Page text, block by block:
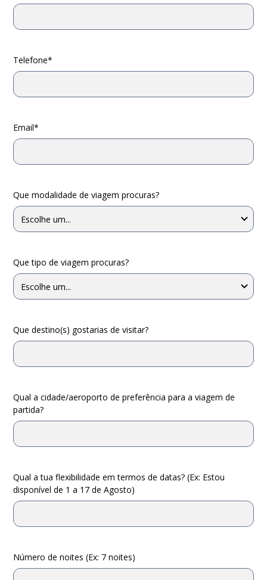
Telefone*
Email*
Que modalidade de viagem procuras?
Que tipo de viagem procuras?
Que destino(s) gostarias de visitar?
Qual a cidade/aeroporto de preferência para a viagem de
partida?
Qual a tua flexibilidade em termos de datas? (Ex: Estou
disponível de 1 a 17 de Agosto)
Número de noites (Ex: 7 noites)